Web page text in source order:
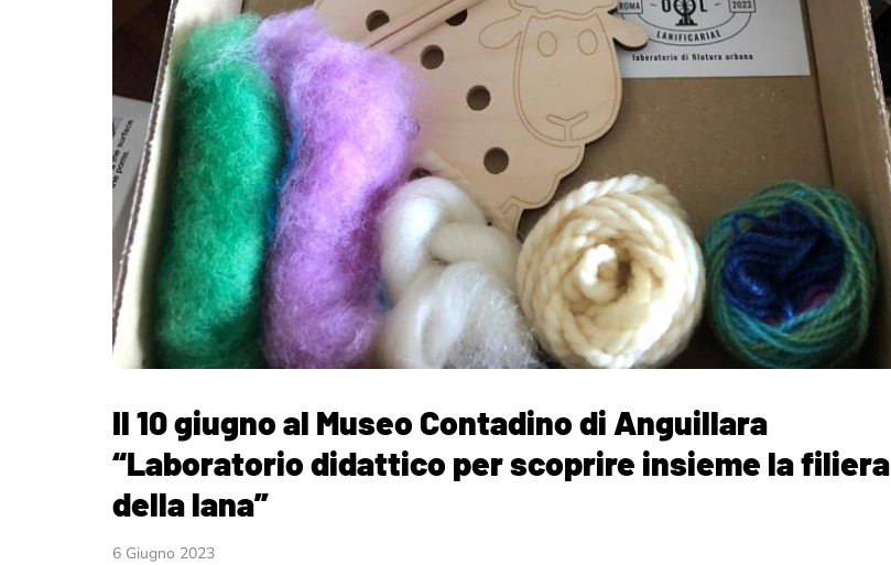
Il 10 giugno al Museo Contadino di Anguillara
“Laboratorio didattico per scoprire insieme la filiera
della lana”
6 Giugno 2023